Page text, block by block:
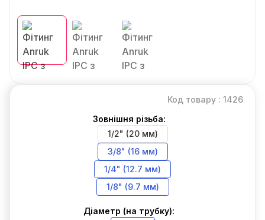
Код товару : 1426
Зовнішня різьба:
1/2" (20 мм)
3/8" (16 мм)
1/4" (12.7 мм)
1/8" (9.7 мм)
Діаметр (на трубку):